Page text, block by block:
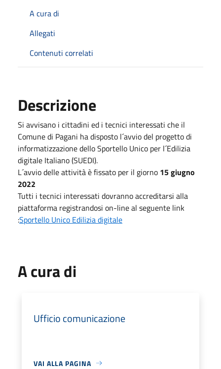
A cura di
Allegati
Contenuti correlati
Descrizione
Si avvisano i cittadini ed i tecnici interessati che il
Comune di Pagani ha disposto l´avvio del progetto di
informatizzazione dello Sportello Unico per l´Edilizia
digitale Italiano (SUEDI).
L´avvio delle attività è fissato per il giorno 15 giugno
2022
Tutti i tecnici interessati dovranno accreditarsi alla
piattaforma registrandosi on-line al seguente link
:Sportello Unico Edilizia digitale
A cura di
Ufficio comunicazione
VAI ALLA PAGINA